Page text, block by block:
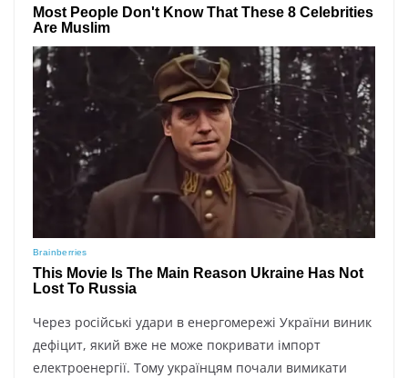
Через російські удари в енергомережі України виник
дефіцит, який вже не може покривати імпорт
електроенергії. Тому українцям почали вимикати